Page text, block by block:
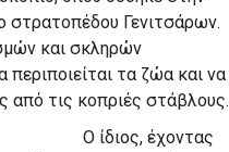
στρατοπέδου Γενιτσάρων.
και σκληρών
τα ζώα και να
από τις κοπριές στάβλους.
Ο ίδιος, έχοντας